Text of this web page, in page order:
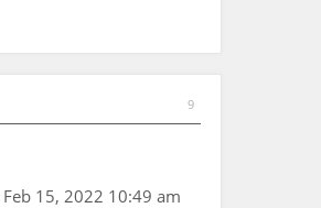
9
Feb 15, 2022 10:49 am